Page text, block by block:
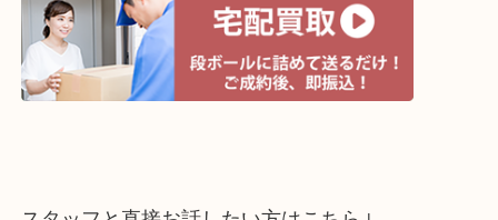
↓パソコンでご覧頂いている方は、こちらをスマホ
って下さい↓